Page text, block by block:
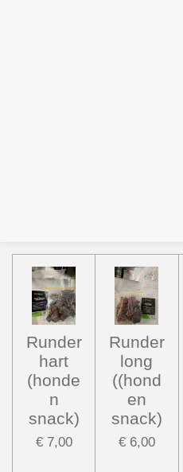
Runder
hart
(honde
n
snack)
€ 7,00
Runder
long
((hond
en
snack)
€ 6,00